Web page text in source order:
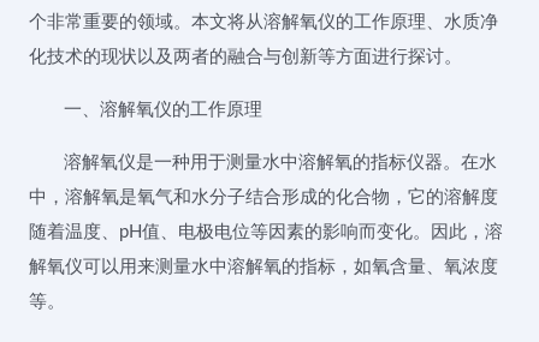
个非常重要的领域。本文将从溶解氧仪的工作原理、水质净
化技术的现状以及两者的融合与创新等方面进行探讨。
一、溶解氧仪的工作原理
溶解氧仪是一种用于测量水中溶解氧的指标仪器。在水
中，溶解氧是氧气和水分子结合形成的化合物，它的溶解度
随着温度、pH值、电极电位等因素的影响而变化。因此，溶
解氧仪可以用来测量水中溶解氧的指标，如氧含量、氧浓度
等。